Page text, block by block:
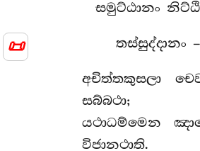
📜
සමුට්ඨානං
තස්සුද්දානං –
අචිත්තකුසලා
සබ්බථා;
යථාධම්මෙන
විජානථාති.